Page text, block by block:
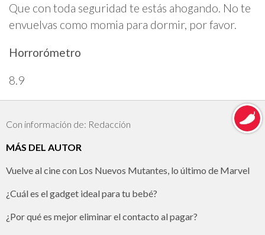
Que con toda seguridad te estás ahogando. No te
envuelvas como momia para dormir, por favor.
Horrorómetro
8.9
Con información de: Redacción
MÁS DEL AUTOR
Vuelve al cine con Los Nuevos Mutantes, lo último de Marvel
¿Cuál es el gadget ideal para tu bebé?
¿Por qué es mejor eliminar el contacto al pagar?